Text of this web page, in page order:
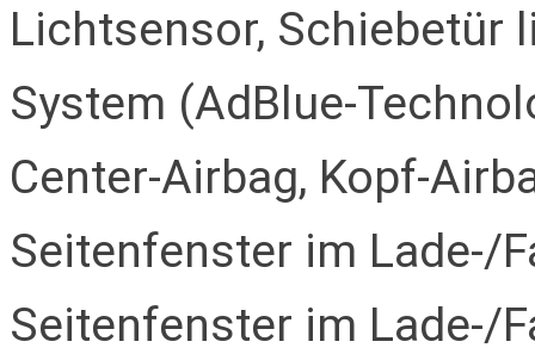
Lichtsensor, Schiebetür
System (AdBlue-
Center-Airbag, Kopf-
Seitenfenster im Lade-/
Seitenfenster im Lade-/